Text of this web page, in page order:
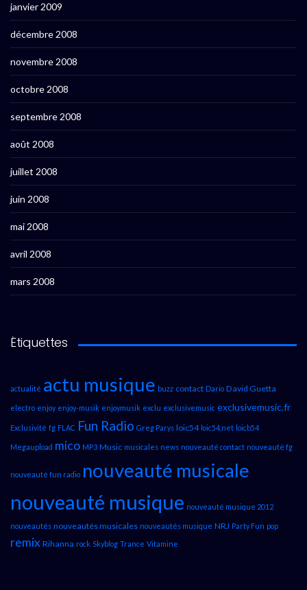
janvier 2009
décembre 2008
novembre 2008
octobre 2008
septembre 2008
août 2008
juillet 2008
juin 2008
mai 2008
avril 2008
mars 2008
Étiquettes
actualité actu musique buzz contact Dario David Guetta
electro enjoy enjoy-musik enjoymusik exclu exclusivemusic exclusivemusic.fr
Exclusivité fg FLAC Fun Radio Greg Parys loic54 loic54.net loicb54
Megaupload mico MP3 Music musicales news nouveauté contact nouveauté fg
nouveauté fun radio nouveauté musicale
nouveauté musique nouveauté musique 2012
nouveautés nouveautés musicales nouveautés musique NRJ Party Fun pop
remix Rihanna rock Skyblog Trance Vitamine